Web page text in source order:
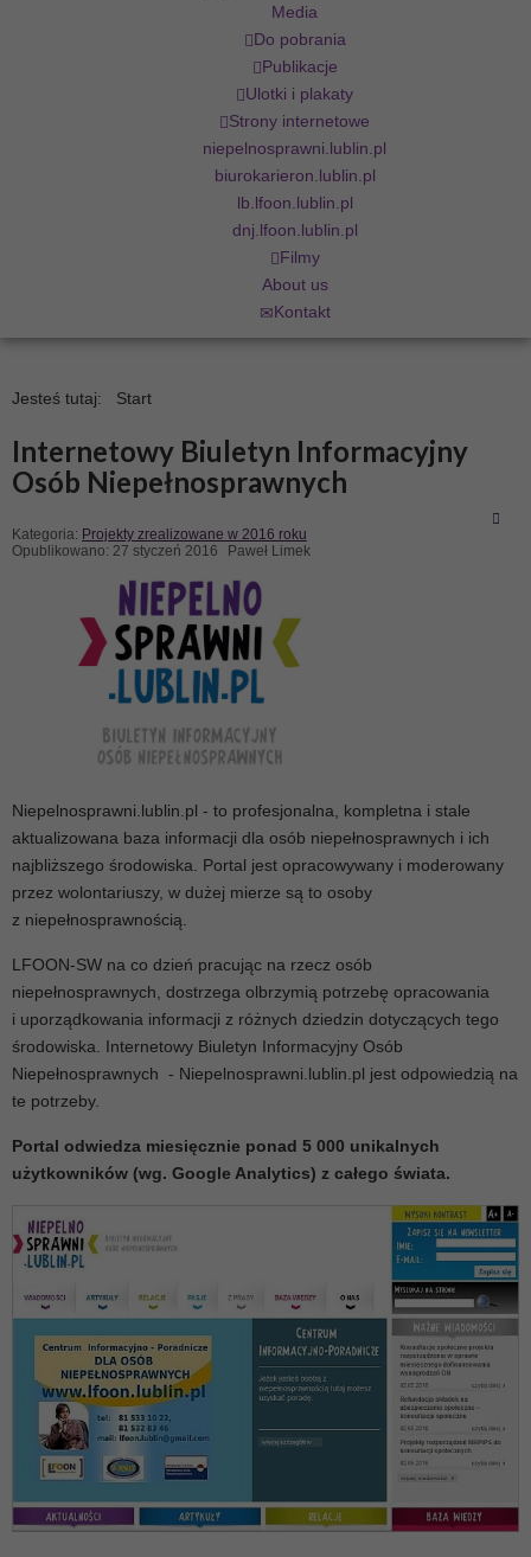
Media
Do pobrania
Publikacje
Ulotki i plakaty
Strony internetowe
niepelnosprawni.lublin.pl
biurokarieron.lublin.pl
lb.lfoon.lublin.pl
dnj.lfoon.lublin.pl
Filmy
About us
Kontakt
Jesteś tutaj: Start
Internetowy Biuletyn Informacyjny
Osób Niepełnosprawnych
Kategoria: Projekty zrealizowane w 2016 roku
Opublikowano: 27 styczeń 2016
Paweł Limek
Niepelnosprawni.lublin.pl - to profesjonalna, kompletna i stale
aktualizowana baza informacji dla osób niepełnosprawnych i ich
najbliższego środowiska. Portal jest opracowywany i moderowany
przez wolontariuszy, w dużej mierze są to osoby
z niepełnosprawnością.
LFOON-SW na co dzień pracując na rzecz osób
niepełnosprawnych, dostrzega olbrzymią potrzebę opracowania
i uporządkowania informacji z różnych dziedzin dotyczących tego
środowiska. Internetowy Biuletyn Informacyjny Osób
Niepełnosprawnych - Niepelnosprawni.lublin.pl jest odpowiedzią na
te potrzeby.
Portal odwiedza miesięcznie ponad 5 000 unikalnych
użytkowników (wg. Google Analytics) z całego świata.